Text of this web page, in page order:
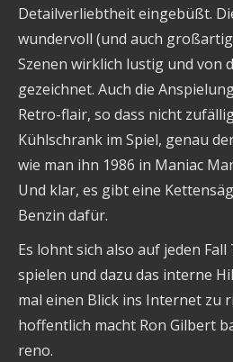
Detailverliebtheit eingebüßt.
wundervoll (und auch
Szenen wirklich lustig und von
gezeichnet. Auch die
Retro-flair, so dass nicht
Kühlschrank im Spiel, genau
wie man ihn 1986 in Maniac
Und klar, es gibt eine
Benzin dafür.
Es lohnt sich also auf jeden
spielen und dazu das interne
mal einen Blick ins Internet zu
hoffentlich macht Ron Gilbert
reno.